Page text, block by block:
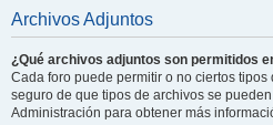
Archivos Adjuntos
¿Qué archivos adjuntos son permitidos
Cada foro puede permitir o no ciertos
seguro de que tipos de archivos se
Administración para obtener más